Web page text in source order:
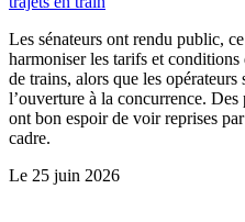
Les sénateurs ont rendu public,
harmoniser les tarifs et conditions
de trains, alors que les
l’ouverture à la concurrence.
ont bon espoir de voir reprises
cadre.
Le 25 juin 2026